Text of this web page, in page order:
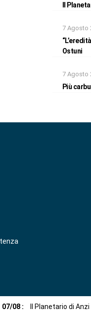
Il
7 Agosto
Ostuni
7 Agosto
Più
07/08 : Il Planetario di